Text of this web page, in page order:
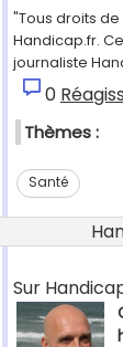
"Tous droits
Handicap.fr.
journaliste
0
Thèmes :
Santé
Sur